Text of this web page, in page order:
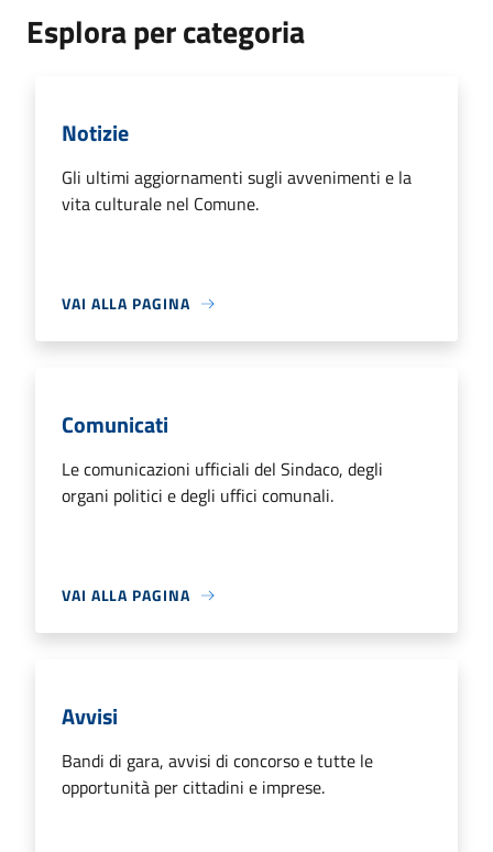
Esplora per categoria
Notizie
Gli ultimi aggiornamenti sugli avvenimenti e la
vita culturale nel Comune.
VAI ALLA PAGINA
Comunicati
Le comunicazioni ufficiali del Sindaco, degli
organi politici e degli uffici comunali.
VAI ALLA PAGINA
Avvisi
Bandi di gara, avvisi di concorso e tutte le
opportunità per cittadini e imprese.